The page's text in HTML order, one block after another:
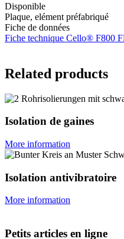
Disponible
Plaque, elément préfabriqué
Fiche de données
Fiche technique Cello® F800
Related products
Isolation de gaines
More information
Isolation antivibratoire
More information
Petits articles en ligne